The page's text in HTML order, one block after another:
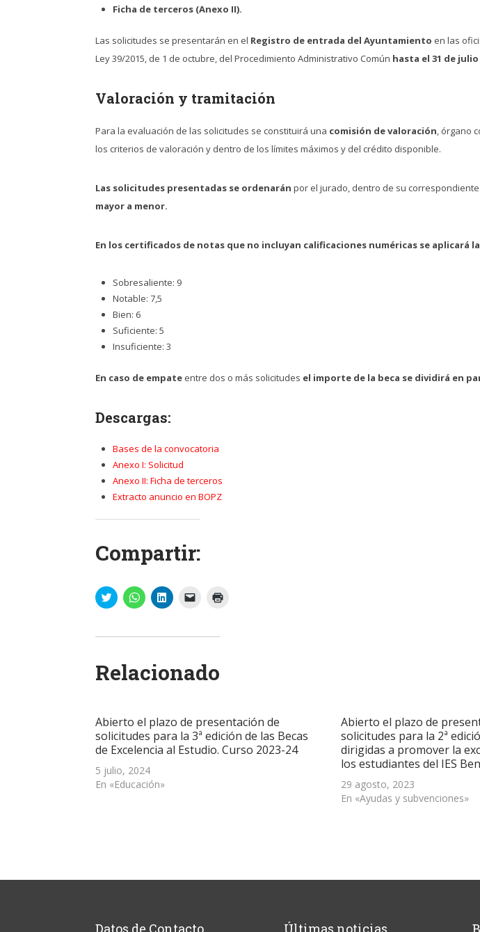
Ficha de terceros (Anexo II).
Las solicitudes se presentarán en el Registro de entrada del Ayuntamiento en las
Ley 39/2015, de 1 de octubre, del Procedimiento Administrativo Común hasta el 31 de
Valoración y tramitación
Para la evaluación de las solicitudes se constituirá una comisión de valoración, órgano
los criterios de valoración y dentro de los límites máximos y del crédito disponible.
Las solicitudes presentadas se ordenarán por el jurado, dentro de su
mayor a menor.
En los certificados de notas que no incluyan calificaciones numéricas se aplicará
Sobresaliente: 9
Notable: 7,5
Bien: 6
Suficiente: 5
Insuficiente: 3
En caso de empate entre dos o más solicitudes el importe de la beca se dividirá en
Descargas:
Bases de la convocatoria
Anexo I: Solicitud
Anexo II: Ficha de terceros
Extracto anuncio en BOPZ
Compartir:
Haz
clic
Twitter
en
una
Haz
clic
WhatsApp
en
una
Haz
clic
LinkedIn
en
una
Haz
enlace
electrónico
a
en
una
ventana
nueva)
Relacionado
Abierto el plazo de presentación de
solicitudes para la 3ª edición de las Becas
de Excelencia al Estudio. Curso 2023-24
5 julio, 2024
En «Educación»
Abierto el plazo de
solicitudes para la 2ª
dirigidas a promover la
los estudiantes del IES
29 agosto, 2023
En «Ayudas y subvenciones»
Datos de Contacto Últimas noticias